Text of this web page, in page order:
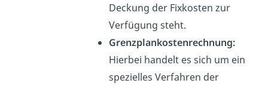
Deckung der Fixkosten zur
Verfügung steht.
Grenzplankostenrechnung:
Hierbei handelt es sich um ein
spezielles Verfahren der